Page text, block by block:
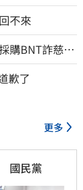
不來
購BNT詐慈濟
歉了
更多
國民黨